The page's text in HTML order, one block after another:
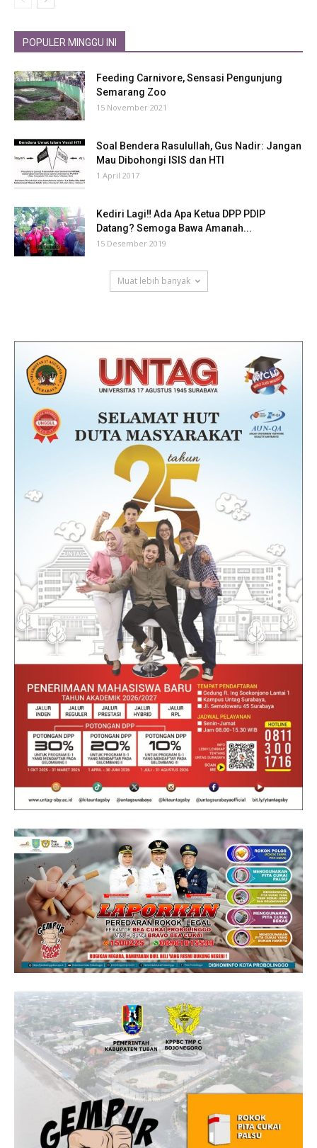
POPULER MINGGU INI
Feeding Carnivore, Sensasi Pengunjung
Semarang Zoo
15 November 2021
Soal Bendera Rasulullah, Gus Nadir: Jangan
Mau Dibohongi ISIS dan HTI
1 April 2017
Kediri Lagi‼ Ada Apa Ketua DPP PDIP
Datang? Semoga Bawa Amanah...
15 Desember 2019
Muat lebih banyak